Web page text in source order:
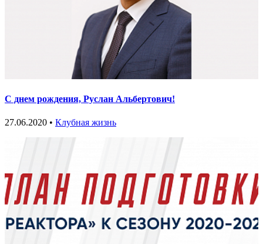
С днем рождения, Руслан Альбертович!
27.06.2020 • Клубная жизнь